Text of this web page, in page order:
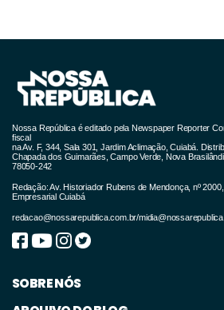
Nossa República é editado pela Newspaper Reporter
fiscal
na Av. F, 344, Sala 301, Jardim Aclimação, Cuiabá.
Chapada dos Guimarães, Campo Verde, Nova
78050-242
Redação: Av. Historiador Rubens de Mendonça, nº
Empresarial Cuiabá
redacao@nossarepublica.com.br/
SOBRE NÓS